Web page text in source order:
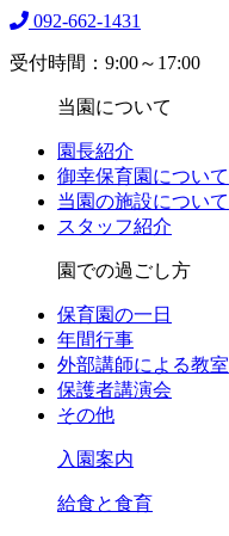
092-662-1431
受付時間：9:00～17:00
当園について
園長紹介
御幸保育園について
当園の施設について
スタッフ紹介
園での過ごし方
保育園の一日
年間行事
外部講師による教室
保護者講演会
その他
入園案内
給食と食育